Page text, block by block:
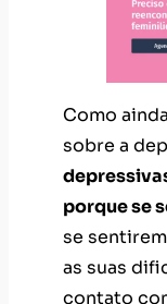
Como
sobre a
porque se
se
as suas
contato
Dessa